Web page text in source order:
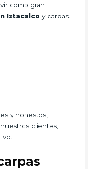
como gran
Iztacalco y carpas.
y honestos,
clientes,